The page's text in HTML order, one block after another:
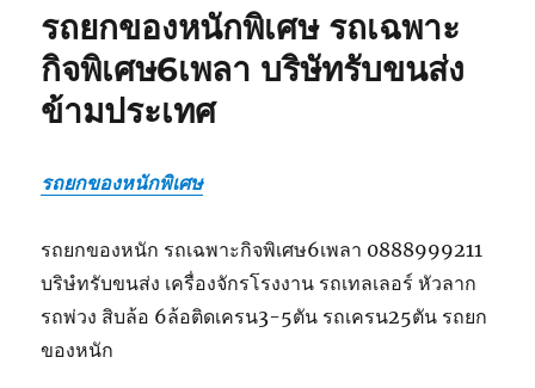
รถยกของหนักพิเศษ รถเฉพาะ
กิจพิเศษ6เพลา บริษัทรับขนส่ง
ข้ามประเทศ
รถยกของหนักพิเศษ
รถยกของหนัก รถเฉพาะกิจพิเศษ6เพลา 0888999211
บริษํทรับขนส่ง เครื่องจักรโรงงาน รถเทลเลอร์ หัวลาก
รถพ่วง สิบล้อ 6ล้อติดเครน3-5ตัน รถเครน25ตัน รถยก
ของหนัก